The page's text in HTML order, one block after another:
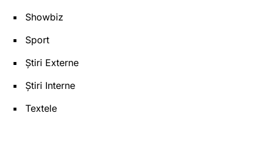
Showbiz
Sport
Știri Externe
Știri Interne
Textele